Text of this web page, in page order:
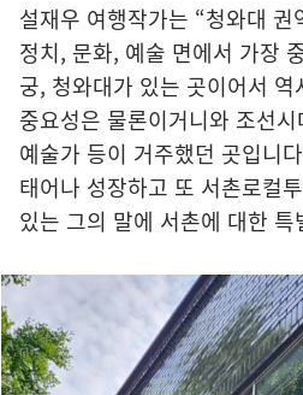
설재우 여행작가는 “청와대
정치, 문화, 예술 면에서 가장
궁, 청와대가 있는 곳이어서
중요성은 물론이거니와 조선
예술가 등이 거주했던 곳입니
태어나 성장하고 또 서촌로컬
있는 그의 말에 서촌에 대한